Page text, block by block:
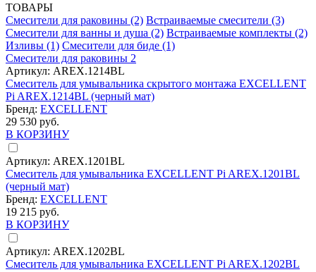
ТОВАРЫ
Смесители для раковины (2) Встраиваемые смесители (3)
Смесители для ванны и душа (2) Встраиваемые комплекты (2)
Изливы (1) Смесители для биде (1)
Смесители для раковины 2
Артикул: AREX.1214BL
Смеситель для умывальника скрытого монтажа EXCELLENT
Pi AREX.1214BL (черный мат)
Бренд: EXCELLENT
29 530 руб.
В КОРЗИНУ
Артикул: AREX.1201BL
Смеситель для умывальника EXCELLENT Pi AREX.1201BL
(черный мат)
Бренд: EXCELLENT
19 215 руб.
В КОРЗИНУ
Артикул: AREX.1202BL
Смеситель для умывальника EXCELLENT Pi AREX.1202BL